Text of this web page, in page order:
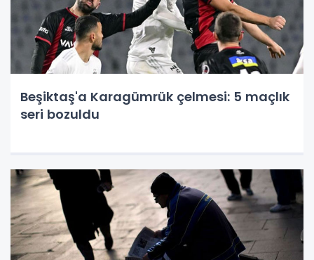
Beşiktaş'a Karagümrük çelmesi: 5 maçlık
seri bozuldu